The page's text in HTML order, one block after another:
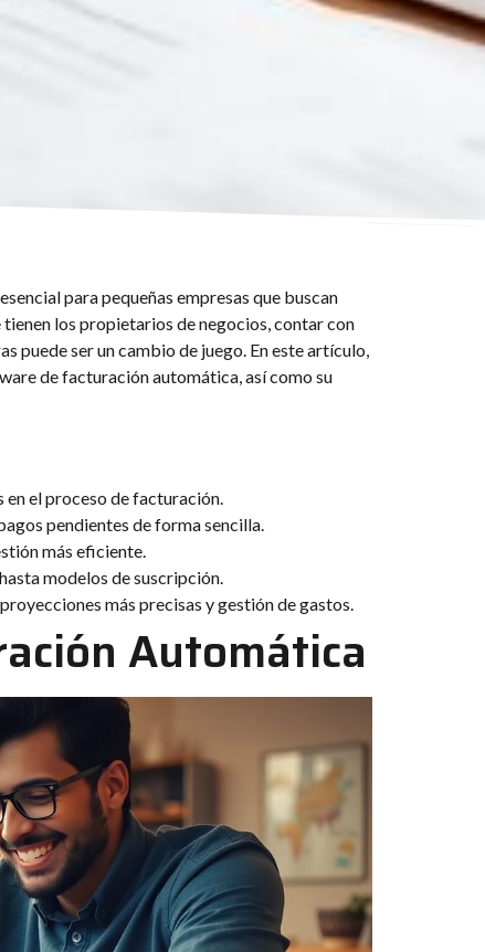
para pequeñas empresas que buscan
los propietarios de negocios, contar con
puede ser un cambio de juego. En este artículo,
de facturación automática, así como su
el proceso de facturación.
pendientes de forma sencilla.
más eficiente.
modelos de suscripción.
más precisas y gestión de gastos.
Automática